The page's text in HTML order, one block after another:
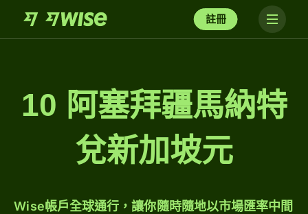
註冊
10 阿塞拜疆馬納特
兌新加坡元
Wise帳戶全球通行，讓你隨時隨地以市場匯率中間